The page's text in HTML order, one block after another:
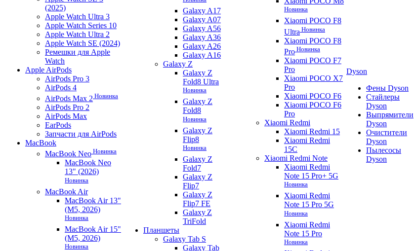
(2025)
Apple Watch Ultra 3
Apple Watch Series 10
Apple Watch Ultra 2
Apple Watch SE (2024)
Ремешки для Apple
Watch
Apple AirPods
AirPods Pro 3
AirPods 4
AirPods Max 2 Новинка
AirPods Pro 2
AirPods Max
EarPods
Запчасти для AirPods
MacBook
MacBook Neo Новинка
MacBook Neo
13" (2026)
Новинка
MacBook Air
MacBook Air 13"
(M5, 2026)
Новинка
MacBook Air 15"
(M5, 2026)
Новинка
Galaxy A17
Galaxy A07
Galaxy A56
Galaxy A36
Galaxy A26
Galaxy A16
Galaxy Z
Galaxy Z
Fold8 Ultra
Новинка
Galaxy Z
Fold8
Новинка
Galaxy Z
Flip8
Новинка
Galaxy Z
Fold7
Galaxy Z
Flip7
Galaxy Z
Flip7 FE
Galaxy Z
TriFold
Планшеты
Galaxy Tab S
Galaxy Tab
Новинка
Xiaomi POCO F8
Ultra Новинка
Xiaomi POCO F8
Pro Новинка
Xiaomi POCO F7
Pro
Xiaomi POCO X7
Pro
Xiaomi POCO F6
Xiaomi POCO F6
Pro
Xiaomi Redmi
Xiaomi Redmi 15
Xiaomi Redmi
15C
Xiaomi Redmi Note
Xiaomi Redmi
Note 15 Pro+ 5G
Новинка
Xiaomi Redmi
Note 15 Pro 5G
Новинка
Xiaomi Redmi
Note 15 Pro
Новинка
Dyson
Фены Dyson
Стайлеры
Dyson
Выпрямители
Dyson
Очистители
Dyson
Пылесосы
Dyson